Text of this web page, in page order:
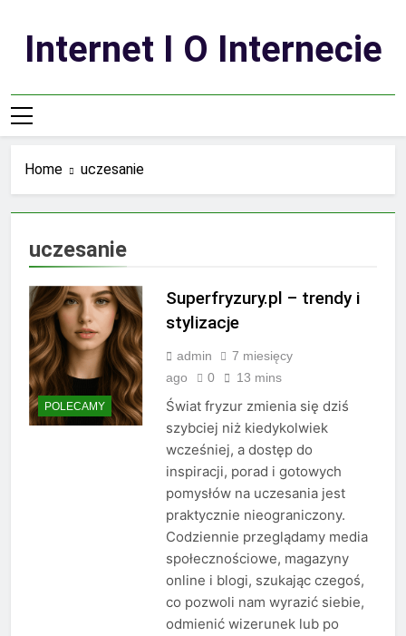
contentInternet I O Internecie
Home uczesanie
uczesanie
POLECAMY
Superfryzury.pl – trendy i
stylizacje
admin
7 miesięcy
ago
0 13 mins
Świat fryzur zmienia się dziś
szybciej niż kiedykolwiek
wcześniej, a dostęp do
inspiracji, porad i gotowych
pomysłów na uczesania jest
praktycznie nieograniczony.
Codziennie przeglądamy media
społecznościowe, magazyny
online i blogi, szukając czegoś,
co pozwoli nam wyrazić siebie,
odmienić wizerunek lub po